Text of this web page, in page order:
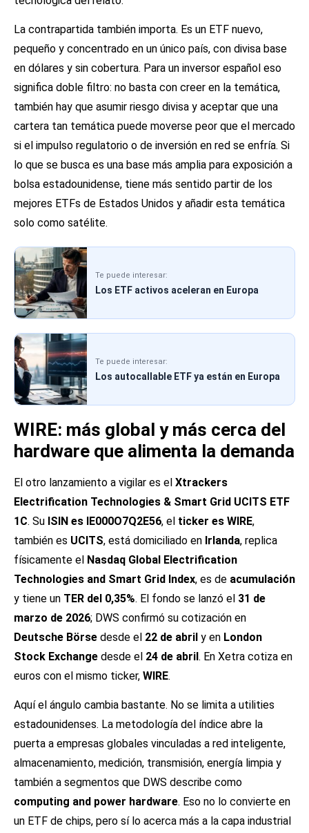
La contrapartida también importa. Es un ETF nuevo,
pequeño y concentrado en un único país, con divisa base
en dólares y sin cobertura. Para un inversor español eso
significa doble filtro: no basta con creer en la temática,
también hay que asumir riesgo divisa y aceptar que una
cartera tan temática puede moverse peor que el mercado
si el impulso regulatorio o de inversión en red se enfría. Si
lo que se busca es una base más amplia para exposición a
bolsa estadounidense, tiene más sentido partir de los
mejores ETFs de Estados Unidos y añadir esta temática
solo como satélite.
Te puede interesar:
Los ETF activos aceleran en Europa
Te puede interesar:
Los autocallable ETF ya están en Europa
WIRE: más global y más cerca del
hardware que alimenta la demanda
El otro lanzamiento a vigilar es el Xtrackers
Electrification Technologies & Smart Grid UCITS ETF
1C. Su ISIN es IE000O7Q2E56, el ticker es WIRE,
también es UCITS, está domiciliado en Irlanda, replica
físicamente el Nasdaq Global Electrification
Technologies and Smart Grid Index, es de acumulación
y tiene un TER del 0,35%. El fondo se lanzó el 31 de
marzo de 2026; DWS confirmó su cotización en
Deutsche Börse desde el 22 de abril y en London
Stock Exchange desde el 24 de abril. En Xetra cotiza en
euros con el mismo ticker, WIRE.
Aquí el ángulo cambia bastante. No se limita a utilities
estadounidenses. La metodología del índice abre la
puerta a empresas globales vinculadas a red inteligente,
almacenamiento, medición, transmisión, energía limpia y
también a segmentos que DWS describe como
computing and power hardware. Eso no lo convierte en
un ETF de chips, pero sí lo acerca más a la capa industrial